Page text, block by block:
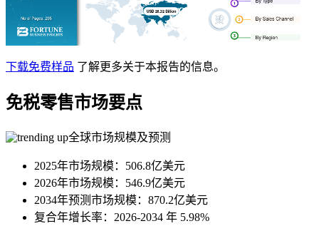
下载免费样品 了解更多关于本报告的信息。
免税零售市场要点
全球市场规模及预测
2025年市场规模：506.8亿美元
2026年市场规模：546.9亿美元
2034年预测市场规模：870.2亿美元
复合年增长率：2026-2034 年 5.98%